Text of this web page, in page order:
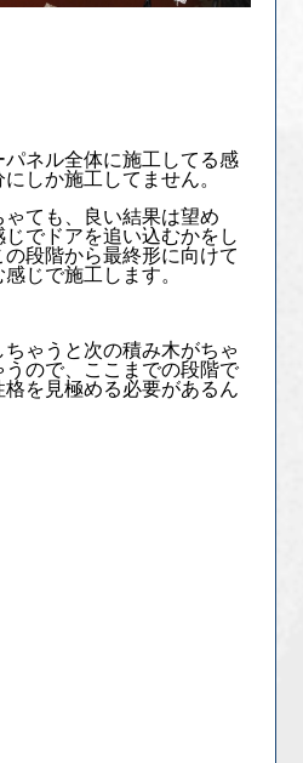
ネル全体に施工してる感
しか施工してません。
ても、良い結果は望め
でドアを追い込むかをし
段階から最終形に向けて
じで施工します。
ゃうと次の積み木がちゃ
ので、ここまでの段階で
を見極める必要があるん